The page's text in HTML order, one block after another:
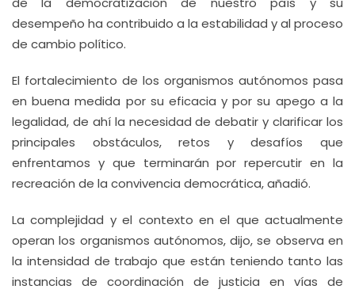
desempeño ha contribuido a la estabilidad y al proceso
de cambio político.
El fortalecimiento de los organismos autónomos pasa
en buena medida por su eficacia y por su apego a la
legalidad, de ahí la necesidad de debatir y clarificar los
principales obstáculos, retos y desafíos que
enfrentamos y que terminarán por repercutir en la
recreación de la convivencia democrática, añadió.
La complejidad y el contexto en el que actualmente
operan los organismos autónomos, dijo, se observa en
la intensidad de trabajo que están teniendo tanto las
instancias de coordinación de justicia en vías de